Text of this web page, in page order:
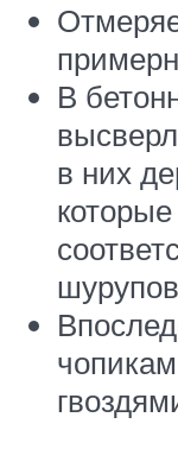
В
в них